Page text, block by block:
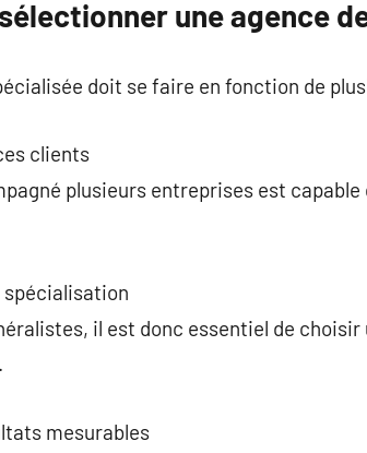
une agence
doit se faire en fonction de
clients
plusieurs entreprises est
spécialisation
il est donc essentiel de
mesurables